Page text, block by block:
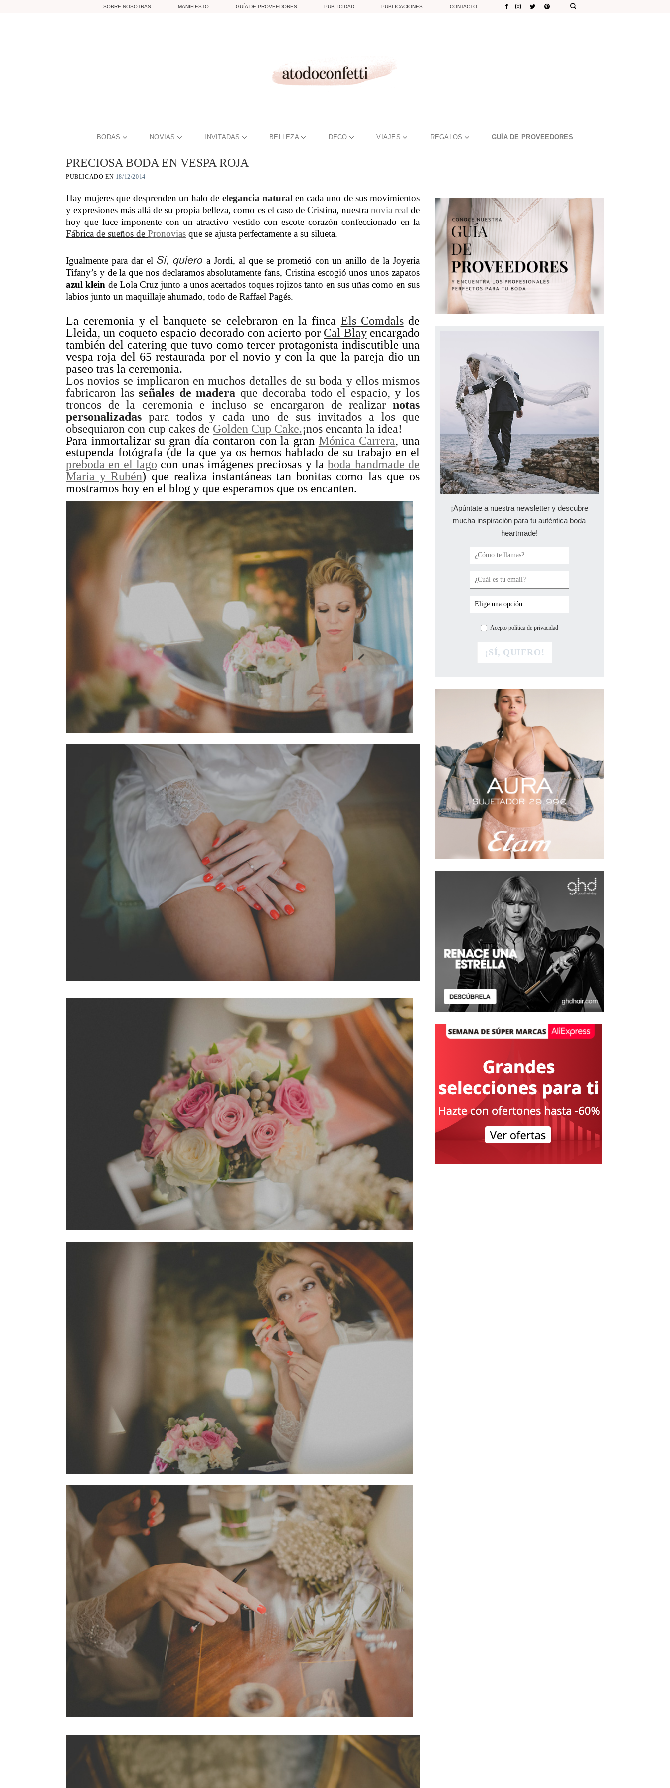
SOBRE NOSOTRAS MANIFIESTO GUÍA DE PROVEEDORES PUBLICIDAD PUBLICACIONES CONTACTO
BODAS NOVIAS INVITADAS BELLEZA DECO VIAJES REGALOS GUÍA DE PROVEEDORES
PRECIOSA BODA EN VESPA ROJA
PUBLICADO EN 18/12/2014
Hay mujeres que desprenden un halo de elegancia natural en cada uno de sus movimientos
y expresiones más allá de su propia belleza, como es el caso de Cristina, nuestra novia realde
hoy que luce imponente con un atractivo vestido con escote corazón confeccionado en la
Fábrica de sueños de Pronovias que se ajusta perfectamente a su silueta.
Igualmente para dar el Sí, quiero a Jordi, al que se prometió con un anillo de la Joyeria
Tifany’s y de la que nos declaramos absolutamente fans, Cristina escogió unos unos zapatos
azul klein de Lola Cruz junto a unos acertados toques rojizos tanto en sus uñas como en sus
labios junto un maquillaje ahumado, todo de Raffael Pagés.
La ceremonia y el banquete se celebraron en la finca Els Comdalsde
Lleida, un coqueto espacio decorado con acierto por Cal Blayencargado
también del catering que tuvo como tercer protagonista indiscutible una
vespa roja del 65 restaurada por el novio y con la que la pareja dio un
paseo tras la ceremonia.
Los novios se implicaron en muchos detalles de su boda y ellos mismos
fabricaron lasseñales de madera que decoraba todo el espacio, y los
troncos de la ceremonia e incluso se encargaron de realizar notas
personalizadaspara todos y cada uno de sus invitados a los que
obsequiaron con cup cakes de Golden Cup Cake.¡nos encanta la idea!
Para inmortalizar su gran día contaron con la gran Mónica Carrera, una
estupenda fotógrafa (de la que ya os hemos hablado de su trabajo en el
preboda en el lago con unas imágenes preciosas y laboda handmade de
Maria y Rubén) que realiza instantáneas tan bonitas como las que os
mostramos hoy en el blog y que esperamos que os encanten.
¡Apúntate a nuestra newsletter y descubre
mucha inspiración para tu auténtica boda
heartmade!
Acepto política de privacidad